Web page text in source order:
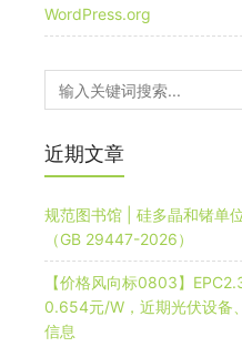
WordPress.org
近期文章
规范图书馆 | 硅多晶和锗单
（GB 29447-2026）
【价格风向标0803】
0.654元/W，近期光伏设备
信息